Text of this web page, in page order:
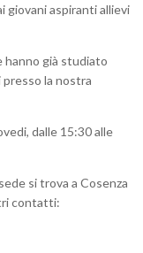
giovani aspiranti allievi
hanno già studiato
la nostra
dalle 15:30 alle
si trova a Cosenza
contatti: